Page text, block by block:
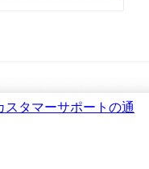
タマーサポートの通